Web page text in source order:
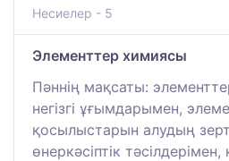
Несиелер - 5
Элементтер химиясы
Пәннің мақсаты:
негізгі ұғымдарымен,
қосылыстарын алудың
өнеркәсіптік